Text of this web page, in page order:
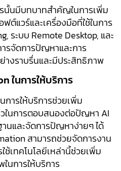
รนั้นมีบทบาทสำคัญในการเพิ่ม
ต์แวร์และเครื่องมือที่ใช้ในการ
ระบบ Remote Desktop, และ
รจัดการปัญหาและการ
งราบรื่นและมีประสิทธิภาพ
ในการให้บริการ
การให้บริการช่วยเพิ่ม
ในการตอบสนองต่อปัญหา AI
นและจัดการปัญหาง่ายๆ ได้
สามารถช่วยจัดการงาน
ช้เทคโนโลยีเหล่านี้ช่วยเพิ่ม
นการให้บริการ